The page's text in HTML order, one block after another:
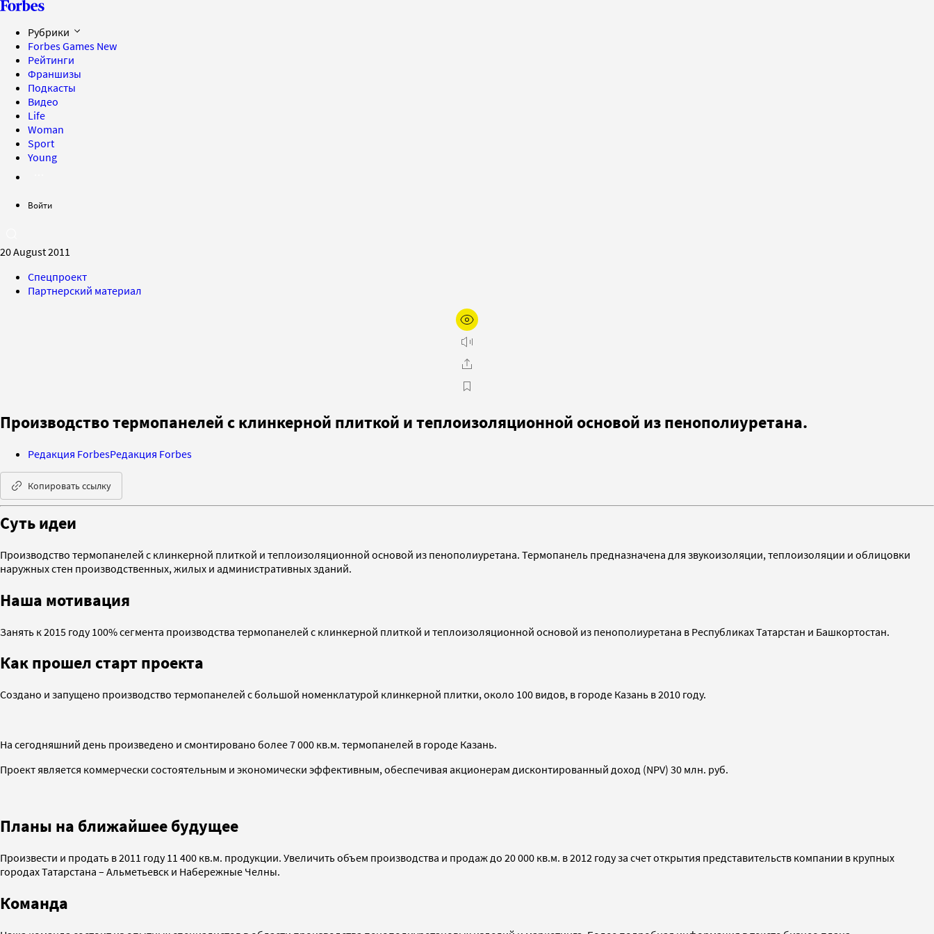
Рубрики
Forbes Games New
Рейтинги
Франшизы
Подкасты
Видео
Life
Woman
Sport
Young
Войти
20 August 2011
Спецпроект
Партнерский материал
Производство термопанелей с клинкерной плиткой и теплоизоляционной основой из пенополиуретана.
Редакция ForbesРедакция Forbes
Копировать ссылку
Суть идеи
Производство термопанелей с клинкерной плиткой и теплоизоляционной основой из пенополиуретана. Термопанель предназначена для звукоизоляции, теплоизоляции и облицовки
наружных стен производственных, жилых и административных зданий.
Наша мотивация
Занять к 2015 году 100% сегмента производства термопанелей с клинкерной плиткой и теплоизоляционной основой из пенополиуретана в Республиках Татарстан и Башкортостан.
Как прошел старт проекта
Создано и запущено производство термопанелей с большой номенклатурой клинкерной плитки, около 100 видов, в городе Казань в 2010 году.
На сегодняшний день произведено и смонтировано более 7 000 кв.м. термопанелей в городе Казань.
Проект является коммерчески состоятельным и экономически эффективным, обеспечивая акционерам дисконтированный доход (NPV) 30 млн. руб.
Планы на ближайшее будущее
Произвести и продать в 2011 году 11 400 кв.м. продукции. Увеличить объем производства и продаж до 20 000 кв.м. в 2012 году за счет открытия представительств компании в крупных
городах Татарстана – Альметьевск и Набережные Челны.
Команда